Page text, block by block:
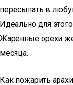
пересыпать в
Идеально для
Жаренные орехи
месяца.
Как пожарить